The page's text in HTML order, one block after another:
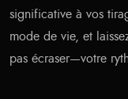
significative à vos
mode de vie, et
pas écraser—votre